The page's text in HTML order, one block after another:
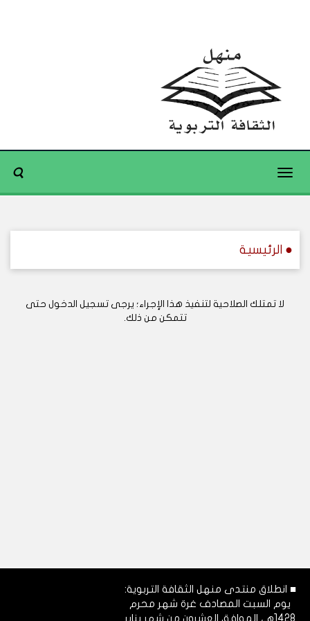
Toggle
● الرئيسية
لا تمتلك الصلاحية لتنفيذ هذا الإجراء؛ يرجى تسجيل الدخول حتى
تتمكن من ذلك.
■ انطلاق منتدى منهل الثقافة التربوية:
يوم السبت المصادف غرة شهر محرم
1428هـ، الموافق العشرون من شهر يناير